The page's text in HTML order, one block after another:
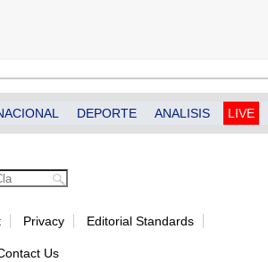
DEPORTE ANALISIS LIVE
Privacy Editorial Standards
Us